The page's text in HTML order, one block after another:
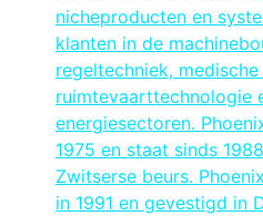
nicheproducten en
klanten in de
regeltechniek,
ruimtevaarttechnologie
energiesectoren.
1975 en staat sinds
Zwitserse beurs.
in 1991 en gevestigd in